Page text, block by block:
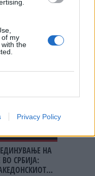
of my
the
Privacy Policy
во Реал
НА
СРБИЈА: